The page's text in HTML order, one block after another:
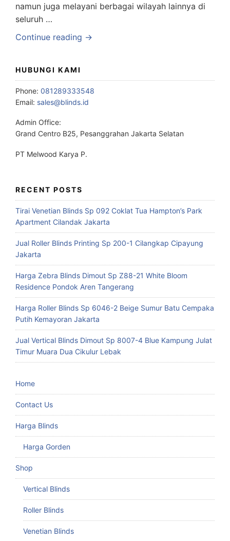
namun juga melayani berbagai wilayah lainnya di
seluruh …
Continue reading →
HUBUNGI KAMI
Phone: 081289333548
Email: sales@blinds.id
Admin Office:
Grand Centro B25, Pesanggrahan Jakarta Selatan
PT Melwood Karya P.
RECENT POSTS
Tirai Venetian Blinds Sp 092 Coklat Tua Hampton’s Park
Apartment Cilandak Jakarta
Jual Roller Blinds Printing Sp 200-1 Cilangkap Cipayung
Jakarta
Harga Zebra Blinds Dimout Sp Z88-21 White Bloom
Residence Pondok Aren Tangerang
Harga Roller Blinds Sp 6046-2 Beige Sumur Batu Cempaka
Putih Kemayoran Jakarta
Jual Vertical Blinds Dimout Sp 8007-4 Blue Kampung Julat
Timur Muara Dua Cikulur Lebak
Home
Contact Us
Harga Blinds
Harga Gorden
Shop
Vertical Blinds
Roller Blinds
Venetian Blinds